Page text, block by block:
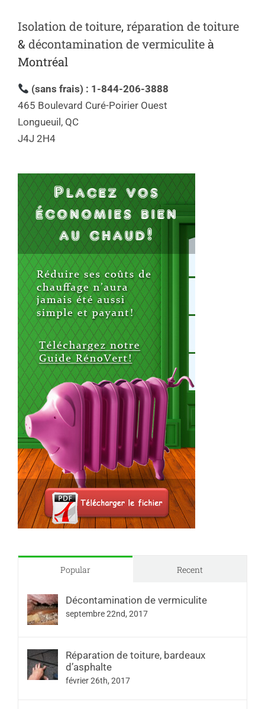
Isolation de toiture, réparation de toiture
& décontamination de vermiculiteà
Montréal
(sans frais) : 1-844-206-3888
465 Boulevard Curé-Poirier Ouest
Longueuil, QC
J4J 2H4
Popular Recent
Décontamination de vermiculite
septembre 22nd, 2017
Réparation de toiture, bardeaux
d’asphalte
février 26th, 2017